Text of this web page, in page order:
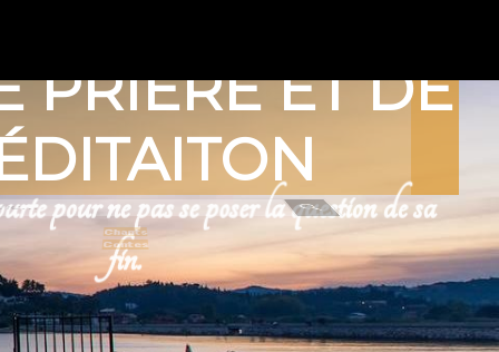
PRIÈRE ET DE
pour ne pas se poser la question de sa
fin.
Chants